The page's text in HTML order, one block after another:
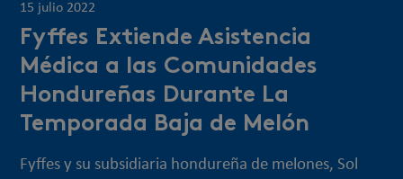
15 julio 2022
Fyffes Extiende Asistencia
Médica a las Comunidades
Hondureñas Durante La
Temporada Baja de Melón
Fyffes y su subsidiaria hondureña de melones, Sol